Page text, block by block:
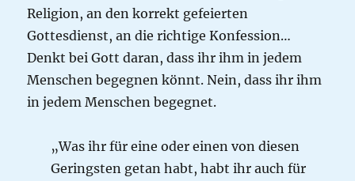
Religion, an den korrekt gefeierten
Gottesdienst, an die richtige Konfession…
Denkt bei Gott daran, dass ihr ihm in jedem
Menschen begegnen könnt. Nein, dass ihr ihm
in jedem Menschen begegnet.
„Was ihr für eine oder einen von diesen
Geringsten getan habt, habt ihr auch für